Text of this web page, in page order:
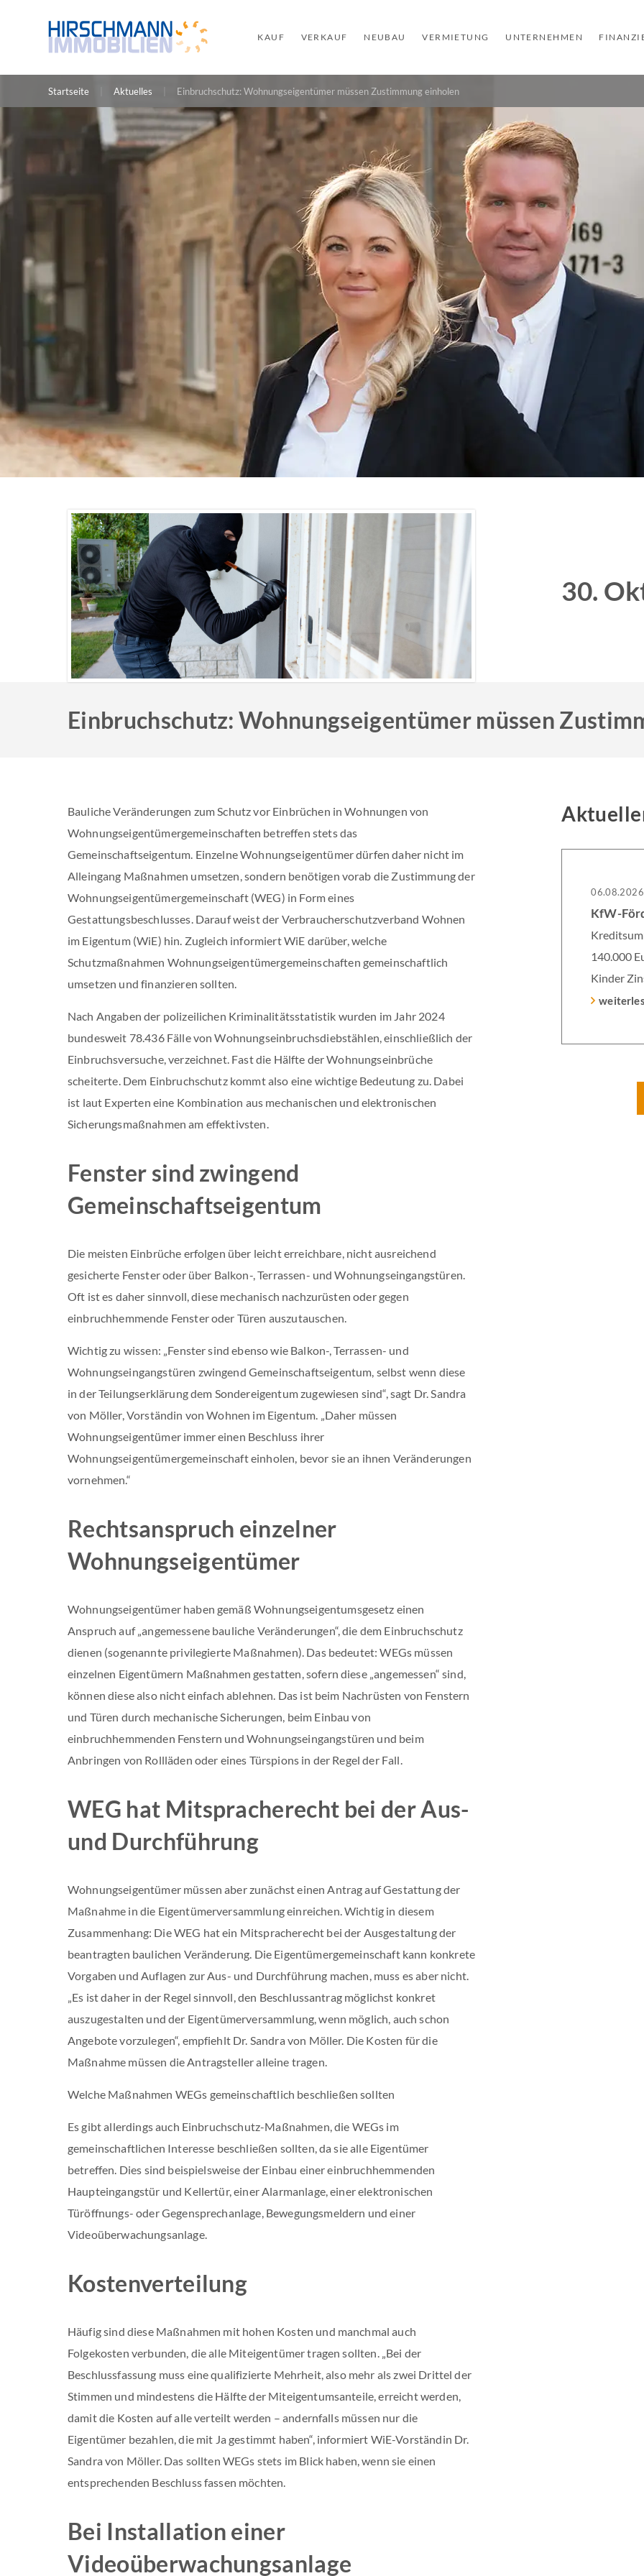
KAUF VERKAUF NEUBAU VERMIETUNG UNTERNEHMEN
Startseite Aktuelles Einbruchschutz: Wohnungseigentümer müssen Zustimmung einholen
30.
Einbruchschutz: Wohnungseigentümer müssen
Bauliche Veränderungen zum Schutz vor Einbrüchen in Wohnungen von
Wohnungseigentümergemeinschaften betreffen stets das
Gemeinschaftseigentum. Einzelne Wohnungseigentümer dürfen daher nicht im
Alleingang Maßnahmen umsetzen, sondern benötigen vorab die Zustimmung der
Wohnungseigentümergemeinschaft (WEG) in Form eines
Gestattungsbeschlusses. Darauf weist der Verbraucherschutzverband Wohnen
im Eigentum (WiE) hin. Zugleich informiert WiE darüber, welche
Schutzmaßnahmen Wohnungseigentümergemeinschaften gemeinschaftlich
umsetzen und finanzieren sollten.
Nach Angaben der polizeilichen Kriminalitätsstatistik wurden im Jahr 2024
bundesweit 78.436 Fälle von Wohnungseinbruchsdiebstählen, einschließlich der
Einbruchsversuche, verzeichnet. Fast die Hälfte der Wohnungseinbrüche
scheiterte. Dem Einbruchschutz kommt also eine wichtige Bedeutung zu. Dabei
ist laut Experten eine Kombination aus mechanischen und elektronischen
Sicherungsmaßnahmen am effektivsten.
Fenster sind zwingend
Gemeinschaftseigentum
Die meisten Einbrüche erfolgen über leicht erreichbare, nicht ausreichend
gesicherte Fenster oder über Balkon-, Terrassen- und Wohnungseingangstüren.
Oft ist es daher sinnvoll, diese mechanisch nachzurüsten oder gegen
einbruchhemmende Fenster oder Türen auszutauschen.
Wichtig zu wissen: „Fenster sind ebenso wie Balkon-, Terrassen- und
Wohnungseingangstüren zwingend Gemeinschaftseigentum, selbst wenn diese
in der Teilungserklärung dem Sondereigentum zugewiesen sind“, sagt Dr. Sandra
von Möller, Vorständin von Wohnen im Eigentum. „Daher müssen
Wohnungseigentümer immer einen Beschluss ihrer
Wohnungseigentümergemeinschaft einholen, bevor sie an ihnen Veränderungen
vornehmen.“
Rechtsanspruch einzelner
Wohnungseigentümer
Wohnungseigentümer haben gemäß Wohnungseigentumsgesetz einen
Anspruch auf „angemessene bauliche Veränderungen“, die dem Einbruchschutz
dienen (sogenannte privilegierte Maßnahmen). Das bedeutet: WEGs müssen
einzelnen Eigentümern Maßnahmen gestatten, sofern diese „angemessen“ sind,
können diese also nicht einfach ablehnen. Das ist beim Nachrüsten von Fenstern
und Türen durch mechanische Sicherungen, beim Einbau von
einbruchhemmenden Fenstern und Wohnungseingangstüren und beim
Anbringen von Rollläden oder eines Türspions in der Regel der Fall.
WEG hat Mitspracherecht bei der Aus-
und Durchführung
Wohnungseigentümer müssen aber zunächst einen Antrag auf Gestattung der
Maßnahme in die Eigentümerversammlung einreichen. Wichtig in diesem
Zusammenhang: Die WEG hat ein Mitspracherecht bei der Ausgestaltung der
beantragten baulichen Veränderung. Die Eigentümergemeinschaft kann konkrete
Vorgaben und Auflagen zur Aus- und Durchführung machen, muss es aber nicht.
„Es ist daher in der Regel sinnvoll, den Beschlussantrag möglichst konkret
auszugestalten und der Eigentümerversammlung, wenn möglich, auch schon
Angebote vorzulegen“, empfiehlt Dr. Sandra von Möller. Die Kosten für die
Maßnahme müssen die Antragsteller alleine tragen.
Welche Maßnahmen WEGs gemeinschaftlich beschließen sollten
Es gibt allerdings auch Einbruchschutz-Maßnahmen, die WEGs im
gemeinschaftlichen Interesse beschließen sollten, da sie alle Eigentümer
betreffen. Dies sind beispielsweise der Einbau einer einbruchhemmenden
Haupteingangstür und Kellertür, einer Alarmanlage, einer elektronischen
Türöffnungs- oder Gegensprechanlage, Bewegungsmeldern und einer
Videoüberwachungsanlage.
Kostenverteilung
Häufig sind diese Maßnahmen mit hohen Kosten und manchmal auch
Folgekosten verbunden, die alle Miteigentümer tragen sollten. „Bei der
Beschlussfassung muss eine qualifizierte Mehrheit, also mehr als zwei Drittel der
Stimmen und mindestens die Hälfte der Miteigentumsanteile, erreicht werden,
damit die Kosten auf alle verteilt werden – andernfalls müssen nur die
Eigentümer bezahlen, die mit Ja gestimmt haben“, informiert WiE-Vorständin Dr.
Sandra von Möller. Das sollten WEGs stets im Blick haben, wenn sie einen
entsprechenden Beschluss fassen möchten.
Bei Installation einer
Videoüberwachungsanlage
06.08.2026
140.000
Kinder
Heutiger